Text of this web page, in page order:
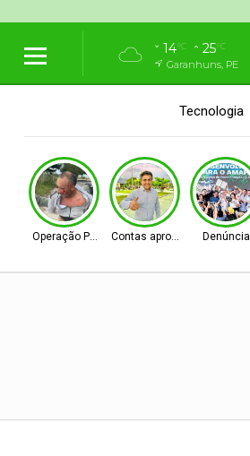
14°C 25°C
Garanhuns, PE
Tecnologia
Operação PolicialContas aprovadas Denúncia